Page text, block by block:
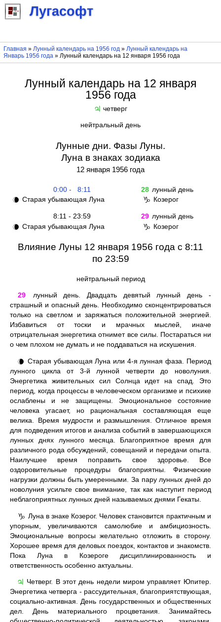
Лугасофт
Главная » Лунный календарь на 1956 год» Лунный календарь на
Январь 1956 года» Лунный календарь на 12 января 1956 года
Лунный календарь на 12 января
1956 года
♃ четверг
нейтральный день
Лунные дни. Фазы Луны.
Луна в знаках зодиака
12 января 1956 года
0:00 - 8:11 28 лунный день
🌘 Старая убывающая Луна ♑ Козерог
8:11 - 23:59 29 лунный день
🌘 Старая убывающая Луна ♑ Козерог
Влияние Луны 12 января 1956 года с 8:11
по 23:59
нейтральный период
29
лунный день. Двадцать девятый лунный день -
страшный и опасный день. Необходимо сконцентрироваться
только на светлом и заряжаться положительной энергией.
Избавиться от тоски и мрачных мыслей, иначе
отрицательная энергетика отнимет все силы. Постараться ни
о чем плохом не думать и не поддаваться на искушения.
🌘 Старая убывающая Луна или 4-я лунная фаза. Период
лунного цикла от 3-й лунной четверти до новолуния.
Энергетика живительных сил Солнца идет на спад. Это
период, когда процессы в человеческом организме и психике
ослаблены и не защищены. Эмоциональное состояние
человека угасает, но рациональная составляющая еще
велика. Время мудрости и размышления. Отличное время
для подведения итогов и анализа событий в завершающихся
лунных днях лунного месяца. Благоприятное время для
различного рода обсуждений, совещаний и передачи опыта.
Наилучшее время поправить свое здоровье. Все
оздоровительные процедуры благоприятны. Физические
нагрузки должны быть умеренными. За пару лунных дней до
новолуния усильте свое внимание, так как наступит период
неблагоприятных лунных дней называемых днями Гекаты.
♑ Луна в знаке Козерог. Человек становится практичным и
упорным, увеличиваются самолюбие и амбициозность.
Эмоциональные вопросы желательно отложить в сторону.
Хорошее время для деловых поездок, контактов и знакомств.
Пока Луна в Козероге дисциплинированность и
ответственность особенно актуальны.
♃
Четверг. В этот день недели миром управляет Юпитер.
Энергетика четверга - рассудительная, благоприятствующая,
социально-активная. День государственных и общественных
дел. День материального процветания. Занимайтесь